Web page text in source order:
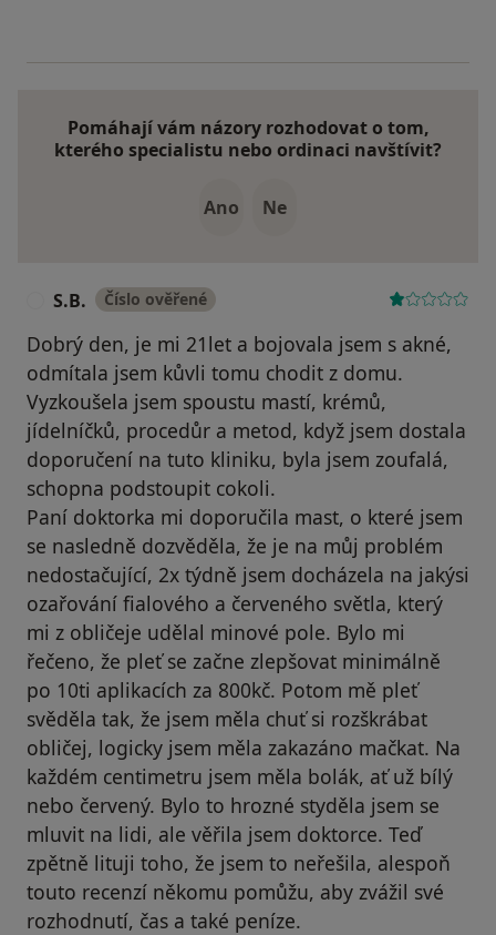
Pomáhají vám názory rozhodovat o tom,
kterého specialistu nebo ordinaci navštívit?
Ano Ne
S.B. Číslo ověřené
Dobrý den, je mi 21let a bojovala jsem s akné,
odmítala jsem kůvli tomu chodit z domu.
Vyzkoušela jsem spoustu mastí, krémů,
jídelníčků, procedůr a metod, když jsem dostala
doporučení na tuto kliniku, byla jsem zoufalá,
schopna podstoupit cokoli.
Paní doktorka mi doporučila mast, o které jsem
se nasledně dozvěděla, že je na můj problém
nedostačující, 2x týdně jsem docházela na jakýsi
ozařování fialového a červeného světla, který
mi z obličeje udělal minové pole. Bylo mi
řečeno, že pleť se začne zlepšovat minimálně
po 10ti aplikacích za 800kč. Potom mě pleť
svěděla tak, že jsem měla chuť si rozškrábat
obličej, logicky jsem měla zakazáno mačkat. Na
každém centimetru jsem měla bolák, ať už bílý
nebo červený. Bylo to hrozné styděla jsem se
mluvit na lidi, ale věřila jsem doktorce. Teď
zpětně lituji toho, že jsem to neřešila, alespoň
touto recenzí někomu pomůžu, aby zvážil své
rozhodnutí, čas a také peníze.